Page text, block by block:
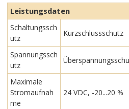
Leistungsdaten
Schaltungssch
utz
Kurzschlussschutz
Spannungssch
utz
Maximale
Stromaufnah
me
24 VDC, -20...20 %